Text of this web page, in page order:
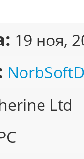
19 ноя,
Ltd